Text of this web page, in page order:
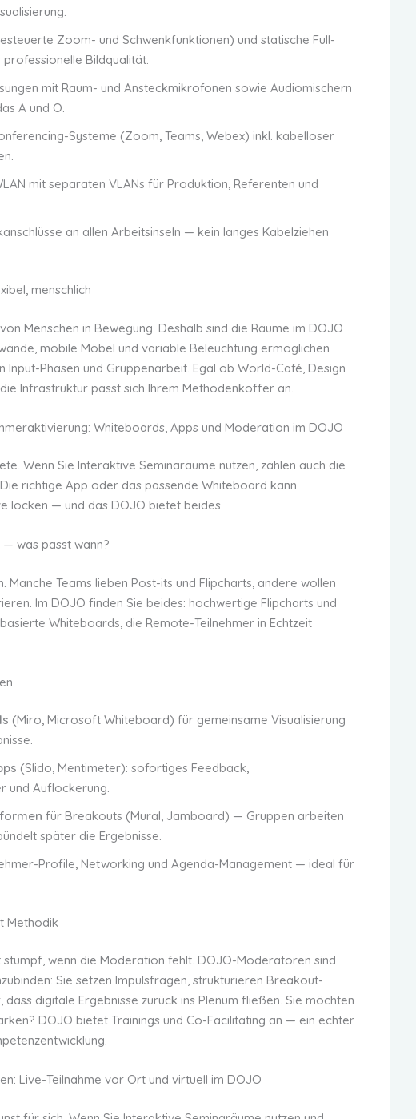
Zoom- und Schwenkfunktionen) und statische Full-
Bildqualität.
mit Raum- und Ansteckmikrofonen sowie Audiomischern
A und O.
Systeme (Zoom, Teams, Webex) inkl. kabelloser
mit separaten VLANs für Produktion, Referenten und
an allen Arbeitsinseln — kein langes Kabelziehen
menschlich
Menschen in Bewegung. Deshalb sind die Räume im DOJO
mobile Möbel und variable Beleuchtung ermöglichen
Input-Phasen und Gruppenarbeit. Egal ob World-Café, Design
Infrastruktur passt sich Ihrem Methodenkoffer an.
Whiteboards, Apps und Moderation im DOJO
Wenn Sie Interaktive Seminaräume nutzen, zählen auch die
richtige App oder das passende Whiteboard kann
locken — und das DOJO bietet beides.
was passt wann?
Manche Teams lieben Post-its und Flipcharts, andere wollen
Im DOJO finden Sie beides: hochwertige Flipcharts und
Whiteboards, die Remote-Teilnehmer in Echtzeit
(Miro, Microsoft Whiteboard) für gemeinsame Visualisierung
(Slido, Mentimeter): sofortiges Feedback,
und Auflockerung.
für Breakouts (Mural, Jamboard) — Gruppen arbeiten
später die Ergebnisse.
Profile, Networking und Agenda-Management — ideal für
Methodik
wenn die Moderation fehlt. DOJO-Moderatoren sind
Sie setzen Impulsfragen, strukturieren Breakout-
digitale Ergebnisse zurück ins Plenum fließen. Sie möchten
DOJO bietet Trainings und Co-Facilitating an — ein echter
Live-Teilnahme vor Ort und virtuell im DOJO